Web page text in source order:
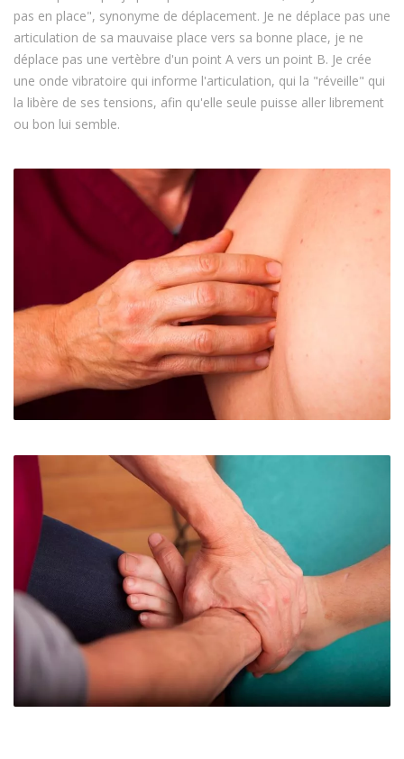
pas en place", synonyme de déplacement. Je ne déplace pas une
articulation de sa mauvaise place vers sa bonne place, je ne
déplace pas une vertèbre d'un point A vers un point B. Je crée
une onde vibratoire qui informe l'articulation, qui la "réveille" qui
la libère de ses tensions, afin qu'elle seule puisse aller librement
ou bon lui semble.